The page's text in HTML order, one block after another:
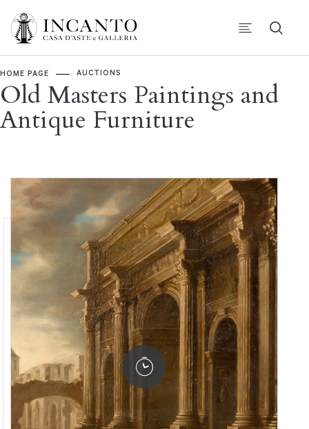
HOME PAGE AUCTIONS
Old Masters Paintings and
Antique Furniture